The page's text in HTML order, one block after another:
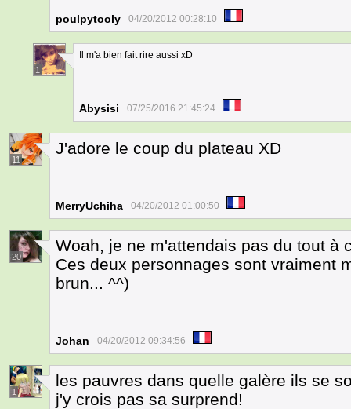
poulpytooly 04/20/2012 00:28:10
1
Il m'a bien fait rire aussi xD
Abysisi 07/25/2016 21:45:24
11
J'adore le coup du plateau XD
MerryUchiha 04/20/2012 01:00:50
20
Woah, je ne m'attendais pas du tout à
Ces deux personnages sont vraiment
brun... ^^)
Johan 04/20/2012 09:34:56
1
les pauvres dans quelle galère ils se
j'y crois pas sa surprend!